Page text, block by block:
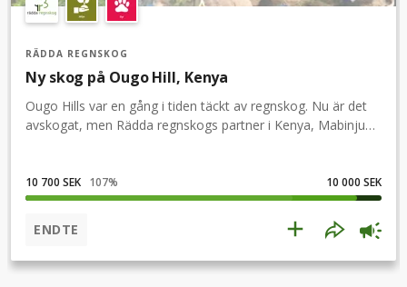
RÄDDA REGNSKOG
Ny skog på Ougo Hill, Kenya
Ougo Hills var en gång i tiden täckt av regnskog. Nu är det
avskogat, men Rädda regnskogs partner i Kenya, Mabinju
skogen ger liv åt hela området. Träden håller kvar jorden
och motverkar erosion, de drar till sig regn och motverkar
klimatförändringar, och skogen utgör livsmiljö åt många djur
och växter.Till skillnad från många storskaliga
planteringsprojekt arbetar Mabinju Powerhouse tillsammans
10 700 SEK 107% 10 000 SEK
ENDTE